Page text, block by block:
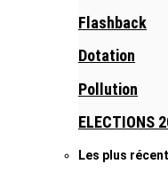
Flashback
Dotation
Pollution
ELECTIONS
Les plus